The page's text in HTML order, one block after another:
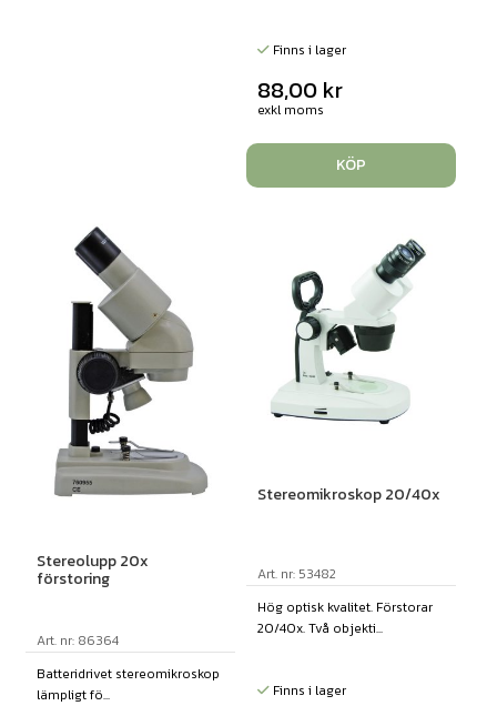
Finns i lager
88,00 kr
exkl moms
KÖP
Stereolupp 20x
förstoring
Art. nr: 86364
Batteridrivet stereomikroskop
lämpligt fö...
Stereomikroskop 20/40x
Art. nr: 53482
Hög optisk kvalitet. Förstorar
20/40x. Två objekti...
Finns i lager